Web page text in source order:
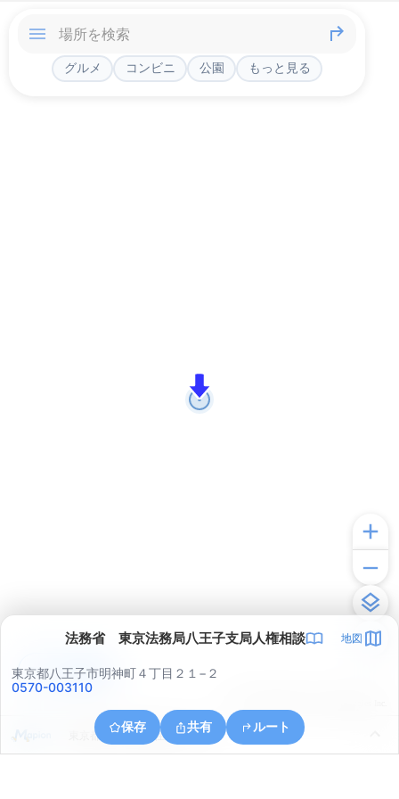
グルメ コンビニ 公園 もっと見る
法務省 東京法務局八王子支局人権相談 地図
東京都八王子市明神町４丁目２１−２
0570-003110
保存 共有 ルート
東京都八王子市加住町２丁目
アプリで見る